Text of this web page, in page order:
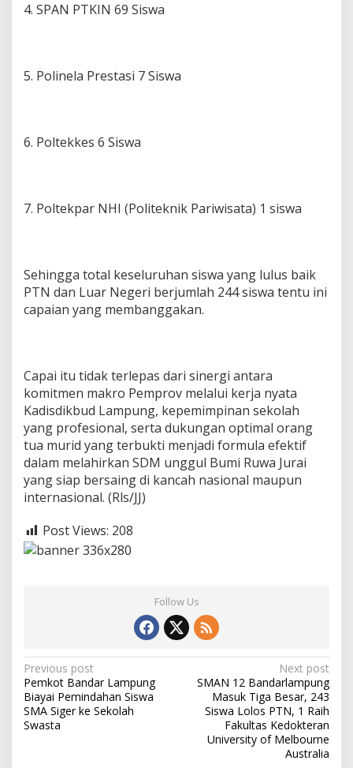
4. SPAN PTKIN 69 Siswa
5. Polinela Prestasi 7 Siswa
6. Poltekkes 6 Siswa
7. Poltekpar NHI (Politeknik Pariwisata) 1 siswa
Sehingga total keseluruhan siswa yang lulus baik
PTN dan Luar Negeri berjumlah 244 siswa tentu ini
capaian yang membanggakan.
Capai itu tidak terlepas dari sinergi antara
komitmen makro Pemprov melalui kerja nyata
Kadisdikbud Lampung, kepemimpinan sekolah
yang profesional, serta dukungan optimal orang
tua murid yang terbukti menjadi formula efektif
dalam melahirkan SDM unggul Bumi Ruwa Jurai
yang siap bersaing di kancah nasional maupun
internasional. (Rls/JJ)
Post Views: 208
Follow Us
P
o
s
t
Previous post
Pemkot Bandar Lampung
Biayai Pemindahan Siswa
SMA Siger ke Sekolah
Swasta
Next post
SMAN 12 Bandarlampung
Masuk Tiga Besar, 243
Siswa Lolos PTN, 1 Raih
Fakultas Kedokteran
University of Melbourne
Australia